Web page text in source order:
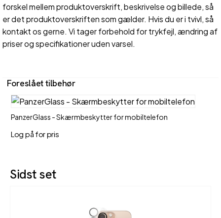
forskel mellem produktoverskrift, beskrivelse og billede, så
er det produktoverskriften som gælder. Hvis du er i tvivl, så
kontakt os gerne. Vi tager forbehold for trykfejl, ændring af
priser og specifikationer uden varsel.
Foreslået tilbehør
PanzerGlass - Skærmbeskytter for mobiltelefon
Log på for pris
Sidst set